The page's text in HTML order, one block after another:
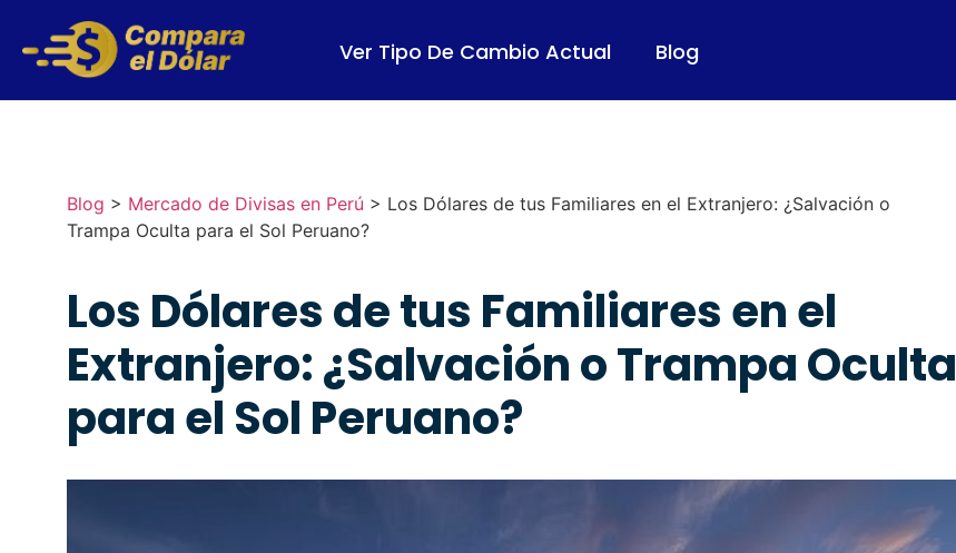
Ver Tipo De Cambio Actual Blog
Blog > Mercado de Divisas en Perú > Los Dólares de tus Familiares en el Extranjero: ¿Salvación o
Trampa Oculta para el Sol Peruano?
Los Dólares de tus Familiares en el
Extranjero: ¿Salvación o Trampa Oculta
para el Sol Peruano?